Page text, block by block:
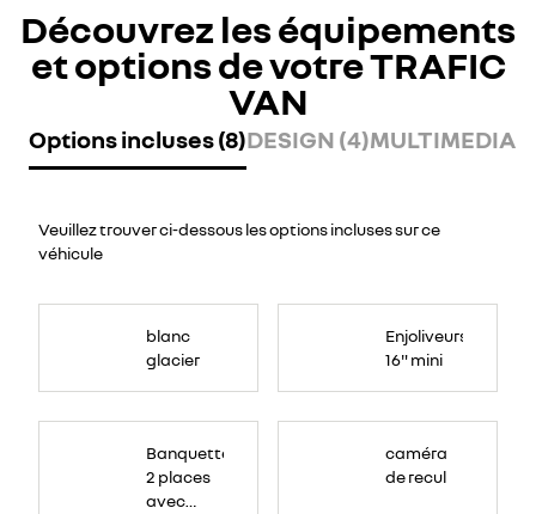
Découvrez les équipements
et options de votre TRAFIC
VAN
Options incluses (8)DESIGN (4)MULTIMEDIA
Veuillez trouver ci-dessous les options incluses sur ce
véhicule
blanc
glacier
Enjoliveurs
16" mini
Banquette
2 places
avec
caméra
de recul